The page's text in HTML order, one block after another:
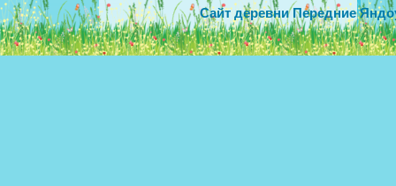
Сайт деревни Передние